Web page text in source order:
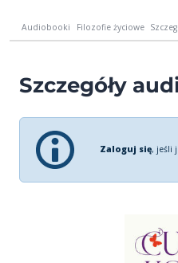
Audiobooki Filozofie życiowe
Szczegóły
Zaloguj się, jeśli